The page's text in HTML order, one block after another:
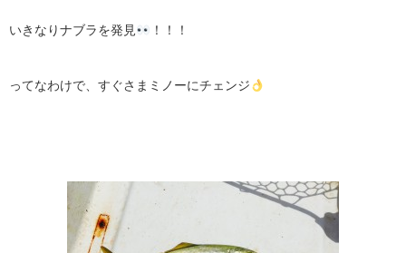
いきなりナブラを発見 ！！！
ってなわけで、すぐさまミノーにチェンジ